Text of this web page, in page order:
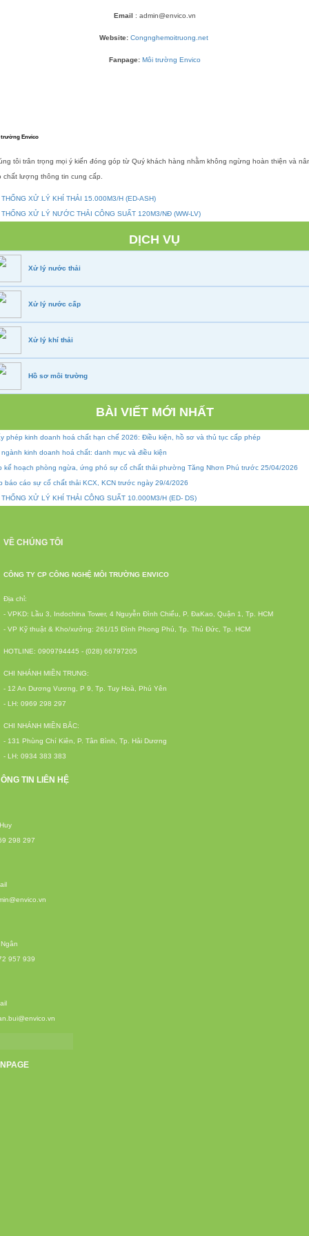
Email : admin@envico.vn
Website: Congnghemoitruong.net
Fanpage: Môi trường Envico
trường Envico
tôi trân trọng mọi ý kiến đóng góp từ Quý khách hàng nhằm không ngừng hoàn thiện và
chất lượng thông tin cung cấp.
THỐNG XỬ LÝ KHÍ THẢI 15.000M3/H (ED-ASH)
THỐNG XỬ LÝ NƯỚC THẢI CÔNG SUẤT 120M3/NĐ (WW-LV)
DỊCH VỤ
Xử lý nước thải
Xử lý nước cấp
Xử lý khí thải
Hồ sơ môi trường
BÀI VIẾT MỚI NHẤT
phép kinh doanh hoá chất hạn chế 2026: Điều kiện, hồ sơ và thủ tục cấp phép
ngành kinh doanh hoá chất: danh mục và điều kiện
kế hoạch phòng ngừa, ứng phó sự cố chất thải phường Tăng Nhơn Phú trước 25/04/2026
báo cáo sự cố chất thải KCX, KCN trước ngày 29/4/2026
THỐNG XỬ LÝ KHÍ THẢI CÔNG SUẤT 10.000M3/H (ED- DS)
VỀ CHÚNG TÔI
CÔNG TY CP CÔNG NGHỆ MÔI TRƯỜNG ENVICO
Địa chỉ:
- VPKD: Lầu 3, Indochina Tower, 4 Nguyễn Đình Chiểu, P. ĐaKao, Quận 1, Tp. HCM
- VP Kỹ thuật & Kho/xưởng: 261/15 Đình Phong Phú, Tp. Thủ Đức, Tp. HCM
HOTLINE: 0909794445 - (028) 66797205
CHI NHÁNH MIỀN TRUNG:
- 12 An Dương Vương, P 9, Tp. Tuy Hoà, Phú Yên
- LH: 0969 298 297
CHI NHÁNH MIỀN BẮC:
- 131 Phùng Chí Kiên, P. Tân Bình, Tp. Hải Dương
- LH: 0934 383 383
TIN LIÊN HỆ
298 297
957 939